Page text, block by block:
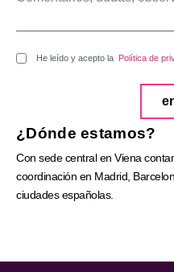
He leído y acepto la Política de
¿Dónde estamos?
Con sede central en Viena
coordinación en Madrid,
ciudades españolas.